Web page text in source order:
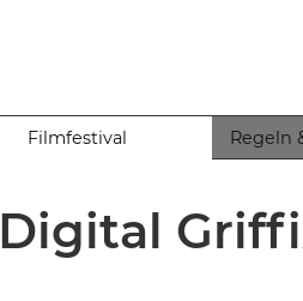
Filmfestival Regeln
Digital